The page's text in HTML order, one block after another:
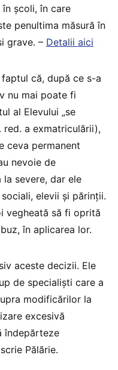
școli, în care
penultima măsură în
grave. – Detalii aici
că, după ce s-a
nu mai poate fi
al Elevului „se
red. a exmatriculării),
ceva permanent
nevoie de
la severe, dar ele
elevii și părinții.
vegheată să fi oprită
în aplicarea lor.
aceste decizii. Ele
de specialiști care a
modificărilor la
excesivă
îndepărteze
Pălărie.